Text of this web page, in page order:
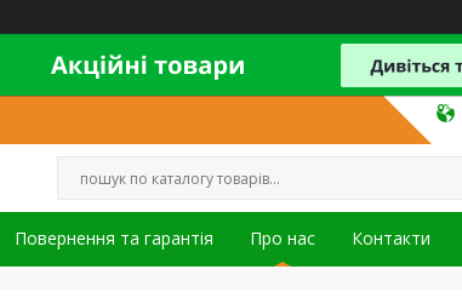
Повернення та гарантія Про нас Контакти